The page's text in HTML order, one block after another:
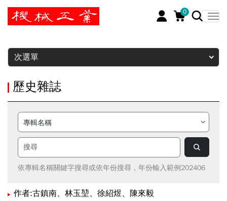
0
暫停
次選單
歷史雜誌
依專輯名稱關鍵字搜尋或依年份搜尋，年份輸入範例202406
作者:古鎮南、林玉堃、徐紹煜、陳來毅